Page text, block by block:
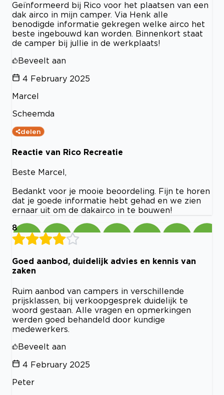
Geïnformeerd bij Rico voor het plaatsen van een
dak airco in mijn camper. Via Henk alle
benodigde informatie gekregen welke airco het
beste ingebouwd kan worden. Binnenkort staat
de camper bij jullie in de werkplaats!
Beveelt aan
4 February 2025
Marcel
Scheemda
delen
Reactie van Rico Recreatie
Beste Marcel,
Bedankt voor je mooie beoordeling. Fijn te horen
dat je goede informatie hebt gehad en we zien
ernaar uit om de dakairco in te bouwen!
8
Goed aanbod, duidelijk advies en kennis van
zaken
Ruim aanbod van campers in verschillende
prijsklassen, bij verkoopgesprek duidelijk te
woord gestaan. Alle vragen en opmerkingen
werden goed behandeld door kundige
medewerkers.
Beveelt aan
4 February 2025
Peter